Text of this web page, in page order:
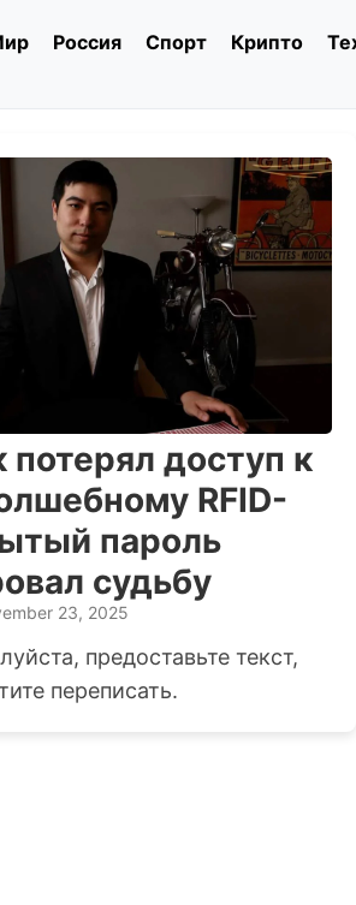
Россия Спорт Крипто
потерял доступ к
RFID-
пароль
судьбу
23, 2025
предоставьте текст,
переписать.